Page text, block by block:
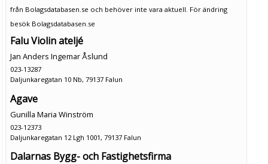
från Bolagsdatabasen.se och behöver inte vara aktuell. För ändring
besök Bolagsdatabasen.se
Falu Violin ateljé
Jan Anders Ingemar Åslund
023-13287
Daljunkaregatan 10 Nb, 79137 Falun
Agave
Gunilla Maria Winström
023-12373
Daljunkaregatan 12 Lgh 1001, 79137 Falun
Dalarnas Bygg- och Fastighetsfirma